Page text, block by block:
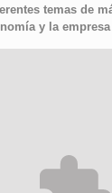
temas de
y la empresa